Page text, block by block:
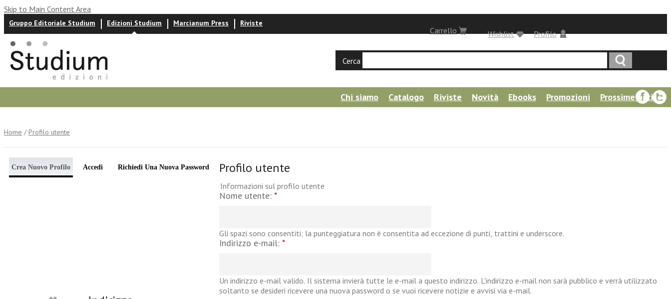
Skip to Main Content Area
Carrello
Gruppo Editoriale Studium Edizioni Studium Marcianum Press Riviste
Profilo
Wishlist
Cerca
Chi siamo Catalogo Riviste Novità Ebooks Promozioni
Prossime uscite
Home / Profilo utente
Crea Nuovo Profilo Accedi Richiedi Una Nuova Password Profilo utente
Informazioni sul profilo utente
Nome utente: *
Gli spazi sono consentiti; la punteggiatura non è consentita ad eccezione di punti, trattini e underscore.
Indirizzo e-mail: *
Un indirizzo e-mail valido. Il sistema invierà tutte le e-mail a questo indirizzo. L'indirizzo e-mail non sarà pubblico e verrà utilizzato
soltanto se desideri ricevere una nuova password o se vuoi ricevere notizie e avvisi via e-mail.